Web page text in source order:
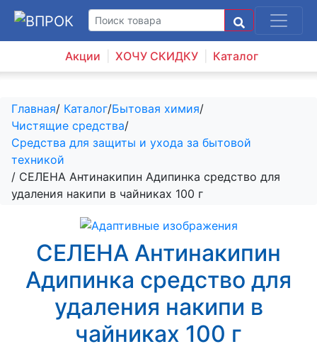
Акции ХОЧУ СКИДКУ Каталог
Главная/ Каталог/Бытовая химия/
Чистящие средства/
Средства для защиты и ухода за бытовой
техникой
/ СЕЛЕНА Антинакипин Адипинка средство для
удаления накипи в чайниках 100 г
СЕЛЕНА Антинакипин
Адипинка средство для
удаления накипи в
чайниках 100 г